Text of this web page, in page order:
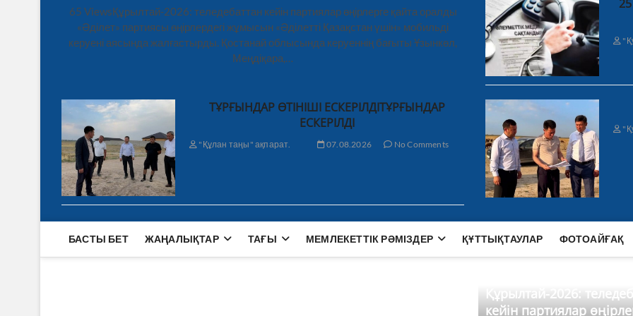
65 ViewsҚұрылтай-2026: теледебаттан кейін партиялар өңірлерге қайта оралды
«Әділет» партиясы өңірлердегі жұмысын «Әділетті Қазақстан үшін» мобильді
керуені аясында жалғастырды. Қостанай облысында керуеннің бағыты Ұзынкөл,
Меңдіқара,…
ТҰРҒЫНДАР ӨТІНІШІ ЕСКЕРІЛДІТҰРҒЫНДАР
ЕСКЕРІЛДІ
"Құлан таңы" ақпарат. 07.08.2026 No Comments
БАСТЫ БЕТ ЖАҢАЛЫҚТАР ТАҒЫ МЕМЛЕКЕТТІК РӘМІЗДЕР ҚҰТТЫҚТАУЛАР ФОТОАЙҒАҚ
Құрылтай-2026:
кейін партиялар